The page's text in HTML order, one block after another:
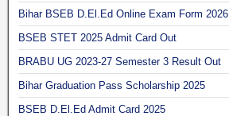
Bihar BSEB D.El.Ed Online Exam Form 2026
BSEB STET 2025 Admit Card Out
BRABU UG 2023-27 Semester 3 Result Out
Bihar Graduation Pass Scholarship 2025
BSEB D.El.Ed Admit Card 2025